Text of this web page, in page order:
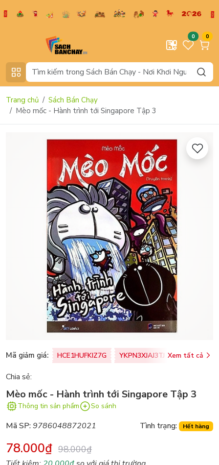
0 0
Trang chủ
Sách Bán Chạy
Mèo mốc - Hành trình tới Singapore Tập 3
Mã giảm giá: HCE1HUFKIZ7G YKPN3XJAJ3TJ Xem tất cả
Chia sẻ:
Mèo mốc - Hành trình tới Singapore Tập 3
Thông tin sản phẩm So sánh
Mã SP:9786048872021 Tình trạng: Hết hàng
78.000₫ 98.000₫